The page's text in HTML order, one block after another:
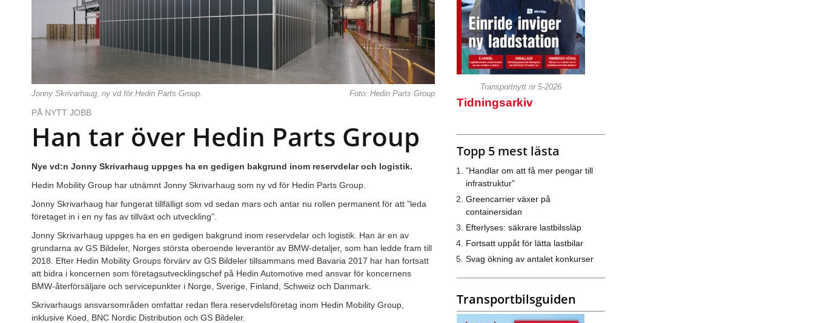
Jonny Skrivarhaug, ny vd för Hedin Parts Group. Foto: Hedin Parts Group
PÅ NYTT JOBB
Han tar över Hedin Parts Group
Nye vd:n Jonny Skrivarhaug uppges ha en gedigen bakgrund inom reservdelar och logistik.
Hedin Mobility Group har utnämnt Jonny Skrivarhaug som ny vd för Hedin Parts Group.
Jonny Skrivarhaug har fungerat tillfälligt som vd sedan mars och antar nu rollen permanent för att ”leda
företaget in i en ny fas av tillväxt och utveckling”.
Jonny Skrivarhaug uppges ha en en gedigen bakgrund inom reservdelar och logistik. Han är en av
grundarna av GS Bildeler, Norges största oberoende leverantör av BMW-detaljer, som han ledde fram till
2018. Efter Hedin Mobility Groups förvärv av GS Bildeler tillsammans med Bavaria 2017 har han fortsatt
att bidra i koncernen som företagsutvecklingschef på Hedin Automotive med ansvar för koncernens
BMW-återförsäljare och servicepunkter i Norge, Sverige, Finland, Schweiz och Danmark.
Skrivarhaugs ansvarsområden omfattar redan flera reservdelsföretag inom Hedin Mobility Group,
inklusive Koed, BNC Nordic Distribution och GS Bildeler.
Transportnytt nr 5-2026
Tidningsarkiv
Topp 5 mest lästa
”Handlar om att få mer pengar till
infrastruktur”
Greencarrier växer på
containersidan
Efterlyses: säkrare lastbilssläp
Fortsatt uppåt för lätta lastbilar
Svag ökning av antalet konkurser
Transportbilsguiden